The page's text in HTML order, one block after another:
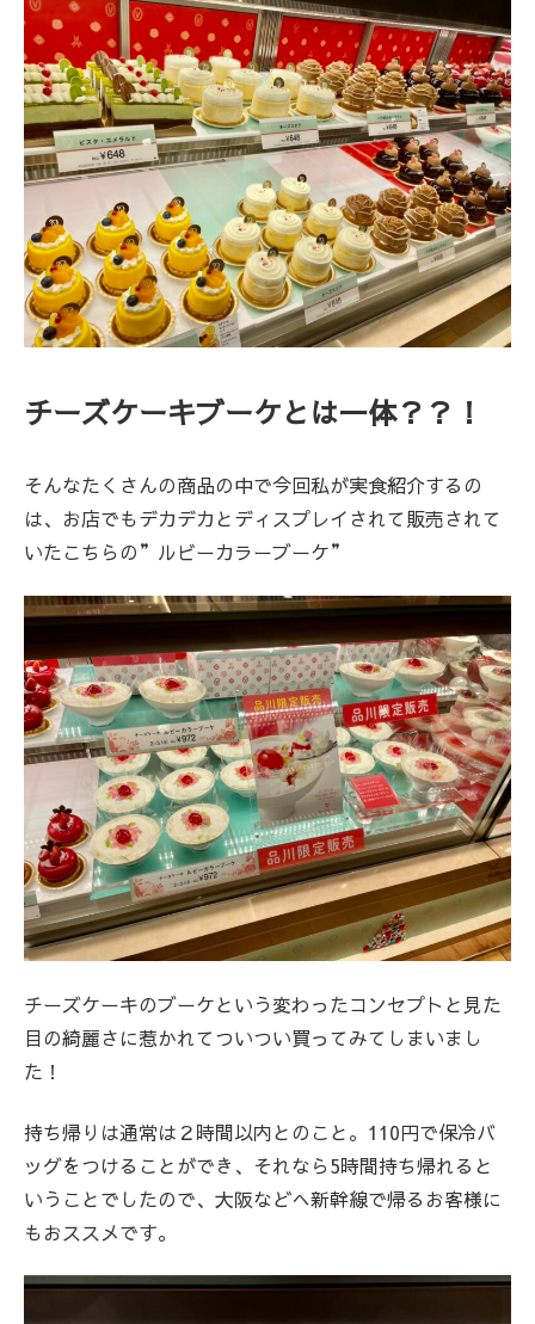
チーズケーキブーケとは一体？？！
そんなたくさんの商品の中で今回私が実食紹介するの
は、お店でもデカデカとディスプレイされて販売されて
いたこちらの”ルビーカラーブーケ”
チーズケーキのブーケという変わったコンセプトと見た
目の綺麗さに惹かれてついつい買ってみてしまいまし
た！
持ち帰りは通常は２時間以内とのこと。110円で保冷バ
ッグをつけることができ、それなら5時間持ち帰れると
いうことでしたので、大阪などへ新幹線で帰るお客様に
もおススメです。